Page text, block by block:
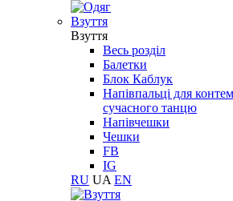
Взуття
Взуття
Весь розділ
Балетки
Блок Каблук
Напівпальці для
сучасного танцю
Напівчешки
Чешки
FB
IG
RU UA EN